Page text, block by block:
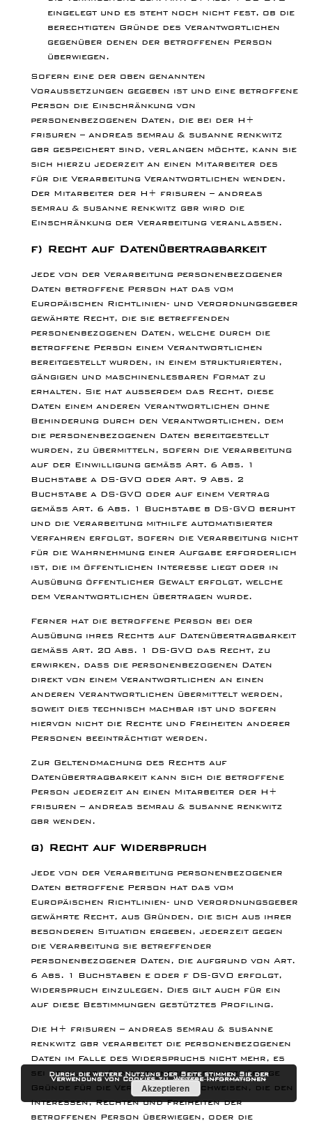
eingelegt und es steht noch nicht fest, ob die
berechtigten Gründe des Verantwortlichen
gegenüber denen der betroffenen Person
überwiegen.
Sofern eine der oben genannten
Voraussetzungen gegeben ist und eine betroffene
Person die Einschränkung von
personenbezogenen Daten, die bei der H+
frisuren – andreas semrau & susanne renkwitz
gbr gespeichert sind, verlangen möchte, kann sie
sich hierzu jederzeit an einen Mitarbeiter des
für die Verarbeitung Verantwortlichen wenden.
Der Mitarbeiter der H+ frisuren – andreas
semrau & susanne renkwitz gbr wird die
Einschränkung der Verarbeitung veranlassen.
f) Recht auf Datenübertragbarkeit
Jede von der Verarbeitung personenbezogener
Daten betroffene Person hat das vom
Europäischen Richtlinien- und Verordnungsgeber
gewährte Recht, die sie betreffenden
personenbezogenen Daten, welche durch die
betroffene Person einem Verantwortlichen
bereitgestellt wurden, in einem strukturierten,
gängigen und maschinenlesbaren Format zu
erhalten. Sie hat außerdem das Recht, diese
Daten einem anderen Verantwortlichen ohne
Behinderung durch den Verantwortlichen, dem
die personenbezogenen Daten bereitgestellt
wurden, zu übermitteln, sofern die Verarbeitung
auf der Einwilligung gemäß Art. 6 Abs. 1
Buchstabe a DS-GVO oder Art. 9 Abs. 2
Buchstabe a DS-GVO oder auf einem Vertrag
gemäß Art. 6 Abs. 1 Buchstabe b DS-GVO beruht
und die Verarbeitung mithilfe automatisierter
Verfahren erfolgt, sofern die Verarbeitung nicht
für die Wahrnehmung einer Aufgabe erforderlich
ist, die im öffentlichen Interesse liegt oder in
Ausübung öffentlicher Gewalt erfolgt, welche
dem Verantwortlichen übertragen wurde.
Ferner hat die betroffene Person bei der
Ausübung ihres Rechts auf Datenübertragbarkeit
gemäß Art. 20 Abs. 1 DS-GVO das Recht, zu
erwirken, dass die personenbezogenen Daten
direkt von einem Verantwortlichen an einen
anderen Verantwortlichen übermittelt werden,
soweit dies technisch machbar ist und sofern
hiervon nicht die Rechte und Freiheiten anderer
Personen beeinträchtigt werden.
Zur Geltendmachung des Rechts auf
Datenübertragbarkeit kann sich die betroffene
Person jederzeit an einen Mitarbeiter der H+
frisuren – andreas semrau & susanne renkwitz
gbr wenden.
g) Recht auf Widerspruch
Jede von der Verarbeitung personenbezogener
Daten betroffene Person hat das vom
Europäischen Richtlinien- und Verordnungsgeber
gewährte Recht, aus Gründen, die sich aus ihrer
besonderen Situation ergeben, jederzeit gegen
die Verarbeitung sie betreffender
personenbezogener Daten, die aufgrund von Art.
6 Abs. 1 Buchstaben e oder f DS-GVO erfolgt,
Widerspruch einzulegen. Dies gilt auch für ein
auf diese Bestimmungen gestütztes Profiling.
Die H+ frisuren – andreas semrau & susanne
renkwitz gbr verarbeitet die personenbezogenen
Daten im Falle des Widerspruchs nicht mehr, es
sei denn, wir können zwingende schutzwürdige
Gründe für die Verarbeitung nachweisen, die den
Interessen, Rechten und Freiheiten der
betroffenen Person überwiegen, oder die
Durch die weitere Nutzung der Seite stimmen Sie der
Verwendung von Cookies zu.Weitere Informationen
Akzeptieren